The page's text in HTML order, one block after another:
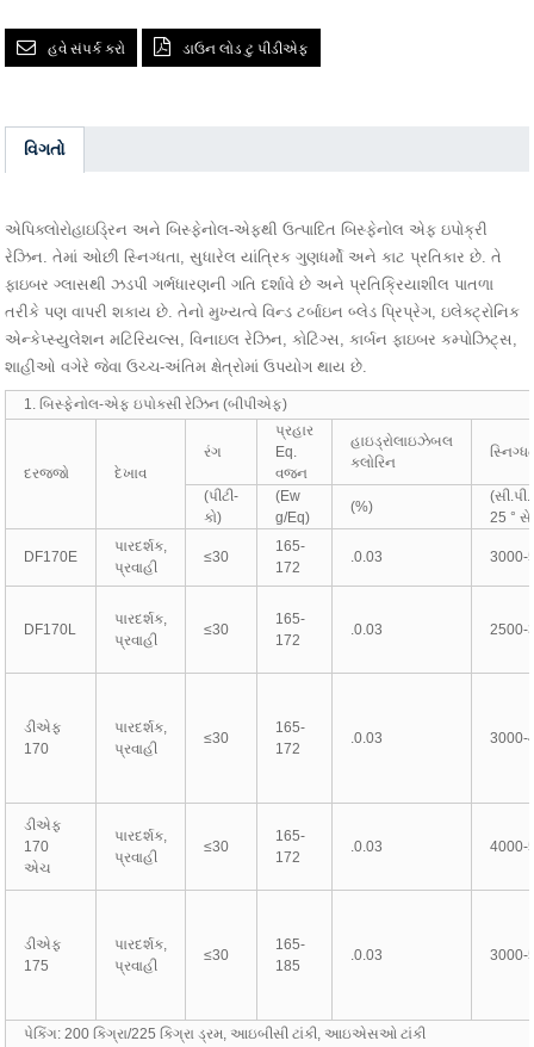
હવે સંપર્ક કરો ડાઉન લોડ ટુ પીડીએફ
વિગતો
એપિક્લોરોહાઇડ્રિન અને બિસ્ફેનોલ-એફથી ઉત્પાદિત બિસ્ફેનોલ એફ ઇપોક્રી
રેઝિન. તેમાં ઓછી સ્નિગ્ધતા, સુધારેલ યાંત્રિક ગુણધર્મો અને કાટ પ્રતિકાર છે. તે
ફાઇબર ગ્લાસથી ઝડપી ગર્ભધારણની ગતિ દર્શાવે છે અને પ્રતિક્રિયાશીલ પાતળા
તરીકે પણ વાપરી શકાય છે. તેનો મુખ્યત્વે વિન્ડ ટર્બાઇન બ્લેડ પ્રિપ્રેગ, ઇલેક્ટ્રોનિક
એન્કેપ્સ્યુલેશન મટિરિયલ્સ, વિનાઇલ રેઝિન, કોટિંગ્સ, કાર્બન ફાઇબર કમ્પોઝિટ્સ,
શાહીઓ વગેરે જેવા ઉચ્ચ-અંતિમ ક્ષેત્રોમાં ઉપયોગ થાય છે.
1. બિસ્ફેનોલ-એફ ઇપોક્સી રેઝિન (બીપીએફ)
દરજ્જો દેખાવ
રંગ
પ્રહાર
Eq.
વજન
હાઇડ્રોલાઇઝેબલ
કલોરિન
(પીટી-
કો)
(Ew
g/Eq)
(%)
25 °
DF170E
પારદર્શક,
પ્રવાહી
≤30
165-
172
.0.03 3000-
DF170L
પારદર્શક,
પ્રવાહી
≤30
165-
172
.0.03 2500-
ડીએફ
170
પારદર્શક,
પ્રવાહી
≤30
165-
172
.0.03 3000-
ડીએફ
170
એચ
પારદર્શક,
પ્રવાહી
≤30
165-
172
.0.03 4000-
ડીએફ
175
પારદર્શક,
પ્રવાહી
≤30
165-
185
.0.03 3000-
પેકિંગ: 200 કિગ્રા/225 કિગ્રા ડ્રમ, આઇબીસી ટાંકી, આઇએસઓ ટાંકી